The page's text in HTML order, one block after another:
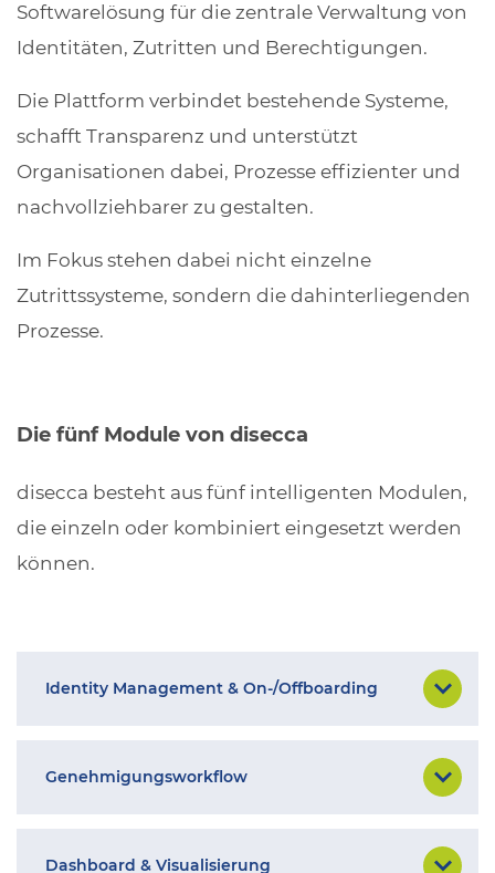
Softwarelösung für die zentrale Verwaltung von
Identitäten, Zutritten und Berechtigungen.
Die Plattform verbindet bestehende Systeme,
schafft Transparenz und unterstützt
Organisationen dabei, Prozesse effizienter und
nachvollziehbarer zu gestalten.
Im Fokus stehen dabei nicht einzelne
Zutrittssysteme, sondern die dahinterliegenden
Prozesse.
Die fünf Module von disecca
disecca besteht aus fünf intelligenten Modulen,
die einzeln oder kombiniert eingesetzt werden
können.
Identity Management & On-/Offboarding
Genehmigungsworkflow
Dashboard & Visualisierung